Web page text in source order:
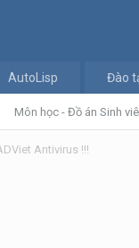
Môn học - Đồ án Sinh
AutoLisp Đào
Antivirus !!!